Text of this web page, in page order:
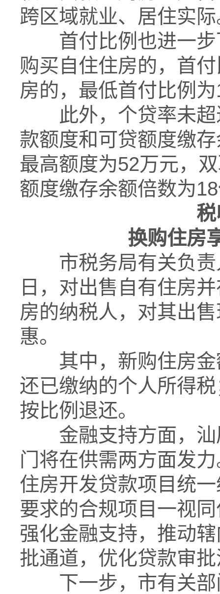
跨区域就业、居住实
首付比例也进一
购买自住住房的，首
房的，最低首付比例
此外， 个贷率未
款额度和可贷额度缴
最高额度为52万元，
额度缴存余额倍数为
换购住房
市税务局有关负
日，对出售自有住房
房的纳税人，对其出
惠。
其中，新购住房
还已缴纳的个人所得
按比例退还。
金融支持方面，
门将在供需两方面发
住房开发贷款项目统
要求的合规项目一视
强化金融支持，推动
批通道，优化贷款审
下一步，市有关